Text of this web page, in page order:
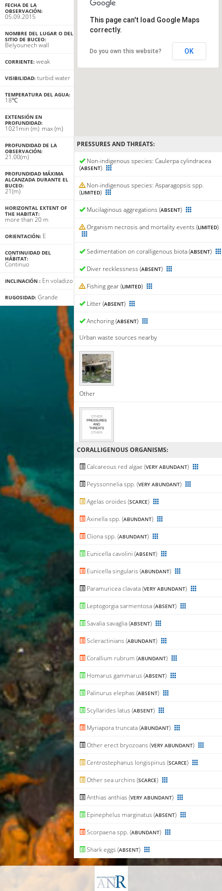
FECHA DE LA
OBSERVACIÓN:
05.09.2015
NOMBRE DEL LUGAR O DEL
SITIO DE BUCEO:
Belyounech wall
CORRIENTE: weak
VISIBILIDAD: turbid water
TEMPERATURA DEL AGUA:
18℃
EXTENSIÓN EN
PROFUNDIDAD:
min
10 (m) max
21 (m)
PROFUNDIDAD DE LA
OBSERVACIÓN:
21.00(m)
PROFUNDIDAD MÁXIMA
ALCANZADA DURANTE EL
BUCEO:
21(m)
HORIZONTAL EXTENT OF
THE HABITAT:
more than 20 m
ORIENTACIÓN: E
CONTINUIDAD DEL
HÁBITAT:
Continuo
INCLINACIÓN : En voladizo
RUGOSIDAD: Grande
This page can't load Google Maps
correctly.
Do you own this website? OK
PRESSURES AND THREATS:
Non-indigenous species: Caulerpa cylindracea
(ABSENT)
Non-indigenous species: Asparagopsis spp.
(LIMITED)
Mucilaginous aggregations (ABSENT)
Organism necrosis and mortality events (LIMITED)
Sedimentation on coralligenous biota (ABSENT)
Diver recklessness (ABSENT)
Fishing gear (LIMITED)
Litter (ABSENT)
Anchoring (ABSENT)
Urban waste sources nearby
Other
CORALLIGENΟUS ORGANISMS:
Calcareous red algae (VERY ABUNDANT)
Peyssonnelia spp. (VERY ABUNDANT)
Agelas oroides (SCARCE)
Axinella spp. (ABUNDANT)
Cliona spp. (ABUNDANT)
Eunicella cavolini (ABSENT)
Eunicella singularis (ABUNDANT)
Paramuricea clavata (VERY ABUNDANT)
Leptogorgia sarmentosa (ABSENT)
Savalia savaglia (ABSENT)
Scleractinians (ABUNDANT)
Corallium rubrum (ABUNDANT)
Homarus gammarus (ABSENT)
Palinurus elephas (ABSENT)
Scyllarides latus (ABSENT)
Myriapora truncata (ABUNDANT)
Other erect bryozoans (VERY ABUNDANT)
Centrostephanus longispinus (SCARCE)
Other sea urchins (SCARCE)
Anthias anthias (VERY ABUNDANT)
Epinephelus marginatus (ABSENT)
Scorpaena spp. (ABUNDANT)
Shark eggs (ABSENT)